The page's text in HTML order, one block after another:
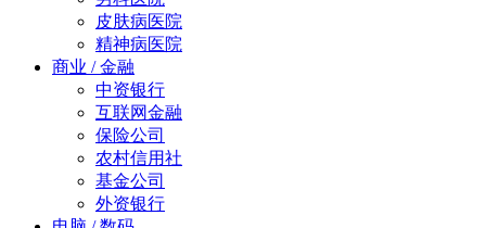
皮肤病医院
精神病医院
商业 / 金融
中资银行
互联网金融
保险公司
农村信用社
基金公司
外资银行